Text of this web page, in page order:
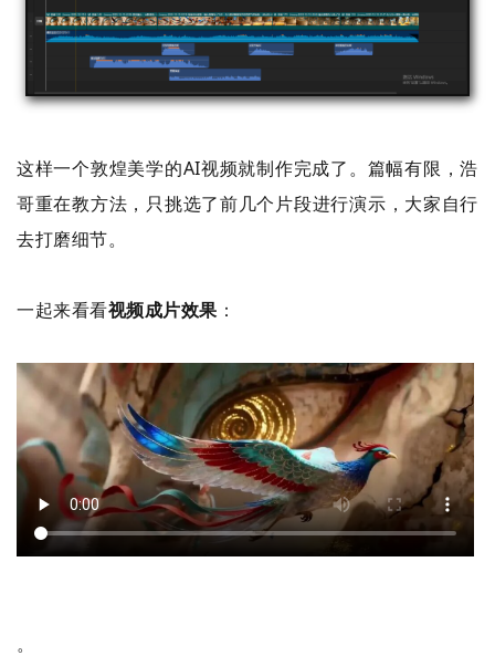
这样一个敦煌美学的AI视频就制作完成了。篇幅有限，浩
哥重在教方法，只挑选了前几个片段进行演示，大家自行
去打磨细节。
一起来看看视频成片效果 ：
。